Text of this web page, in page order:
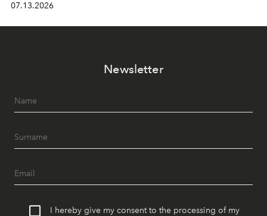
devam ediyor.
07.13.2026
Newsletter
I hereby give my consent to the processing of my